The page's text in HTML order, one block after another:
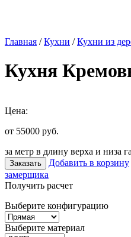
Главная /Кухни /Кухни из
Кухня
Цена:
от 55000 руб.
за метр в длину верха и низа
Заказать Добавить в корзину
замерщика
Получить расчет
Выберите конфигурацию
Выберите материал